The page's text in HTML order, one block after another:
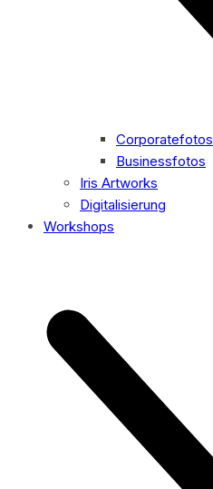
Corporatefotos
Businessfotos
Iris Artworks
Digitalisierung
Workshops